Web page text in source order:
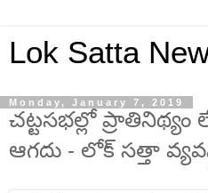
Lok Satta
Monday, January 7, 2019
చట్టసభల్లో
ఆగదు - లోక్ సత్తా